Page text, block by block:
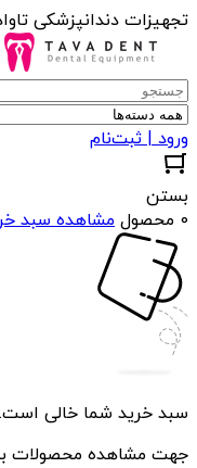
تجهیزات دندانپزشکی
ورود | ثبت‌نام
بستن
0 محصول
مشاهده سبد
سبد خرید شما خالی است.
جهت مشاهده محصولات